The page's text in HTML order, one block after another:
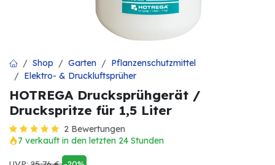
Shop Garten
Pflanzenschutzmittel
Elektro- & Druckluftsprüher
HOTREGA Drucksprühgerät /
Druckspritze für 1,5 Liter
2 Bewertungen
7 verkauft in den letzten 24 Stunden